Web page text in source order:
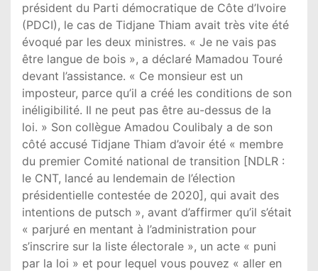
président du Parti démocratique de Côte d’Ivoire
(PDCI), le cas de Tidjane Thiam avait très vite été
évoqué par les deux ministres. « Je ne vais pas
être langue de bois », a déclaré Mamadou Touré
devant l’assistance. « Ce monsieur est un
imposteur, parce qu’il a créé les conditions de son
inéligibilité. Il ne peut pas être au-dessus de la
loi. » Son collègue Amadou Coulibaly a de son
côté accusé Tidjane Thiam d’avoir été « membre
du premier Comité national de transition [NDLR :
le CNT, lancé au lendemain de l’élection
présidentielle contestée de 2020], qui avait des
intentions de putsch », avant d’affirmer qu’il s’était
« parjuré en mentant à l’administration pour
s’inscrire sur la liste électorale », un acte « puni
par la loi » et pour lequel vous pouvez « aller en